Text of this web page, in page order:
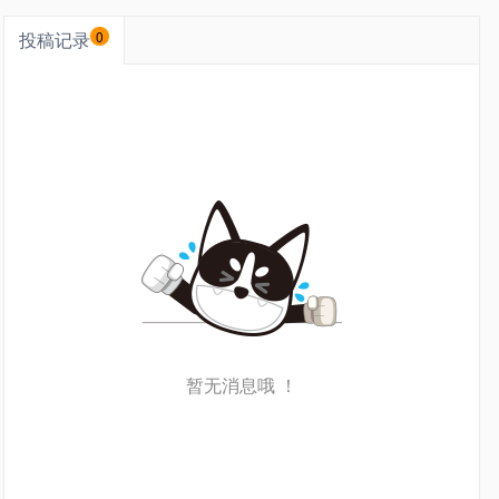
投稿记录 0
暂无消息哦 ！